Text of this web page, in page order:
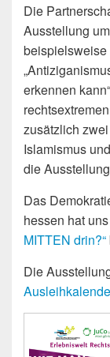
Die
Ausstellung
beispielsweise
erkennen
zusätzlich
Islamismus
die
Das
hessen hat
MITTEN drin?“
Die